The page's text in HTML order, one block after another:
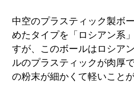
中空のプラスティック製ボ
めたタイプを「ロシアン系
すが、このボールはロシア
ルのプラスティックが肉厚
の粉末が細かくて軽いことが